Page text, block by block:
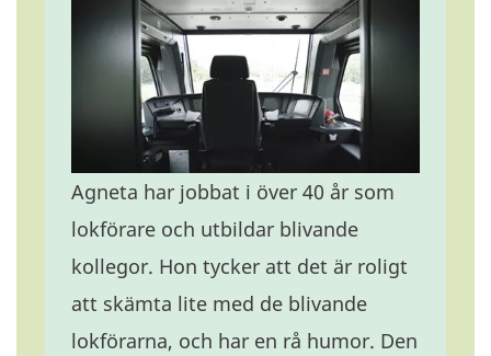
Agneta har jobbat i över 40 år som
lokförare och utbildar blivande
kollegor. Hon tycker att det är roligt
att skämta lite med de blivande
lokförarna, och har en rå humor. Den